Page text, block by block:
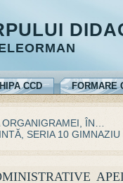
CCD FORMARE
ÎN…
SERIA 10 GIMNAZIU